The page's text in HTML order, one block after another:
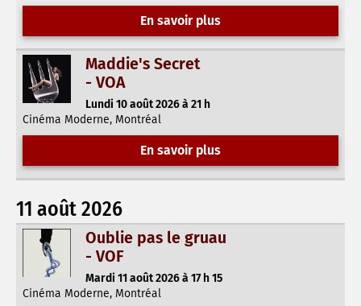
En savoir plus
Maddie's Secret
- VOA
Lundi 10 août 2026 à 21 h
Cinéma Moderne, Montréal
En savoir plus
11 août 2026
Oublie pas le gruau
- VOF
Mardi 11 août 2026 à 17 h 15
Cinéma Moderne, Montréal